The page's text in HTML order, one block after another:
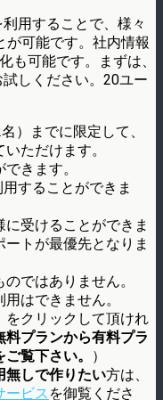
用することで、様々
が可能です。社内情報
も可能です。まずは、
しください。20ユー
）までに限定して、
ただけます。
きます。
することができま
受けることができま
トが最優先となりま
ではありません。
はできません。
をクリックして頂けれ
料プランから有料プラ
ご覧下さい。
）
無しで作りたい方は、
ービス を御覧くださ